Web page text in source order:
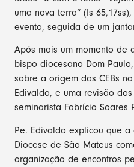
uma nova terra” (Is
evento, seguida de um
Após mais um momento de
bispo diocesano Dom
sobre a origem das CEBs
Edivaldo, e uma revisão
seminarista Fabrício Soares
Pe. Edivaldo explicou que a
Diocese de São Mateus
organização de encontros